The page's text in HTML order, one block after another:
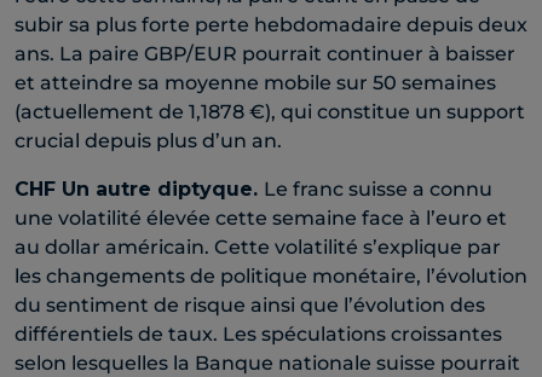
subir sa plus forte perte hebdomadaire depuis deux
ans. La paire GBP/EUR pourrait continuer à baisser
et atteindre sa moyenne mobile sur 50 semaines
(actuellement de 1,1878 €), qui constitue un support
crucial depuis plus d’un an.
CHF Un autre diptyque. Le franc suisse a connu
une volatilité élevée cette semaine face à l’euro et
au dollar américain. Cette volatilité s’explique par
les changements de politique monétaire, l’évolution
du sentiment de risque ainsi que l’évolution des
différentiels de taux. Les spéculations croissantes
selon lesquelles la Banque nationale suisse pourrait